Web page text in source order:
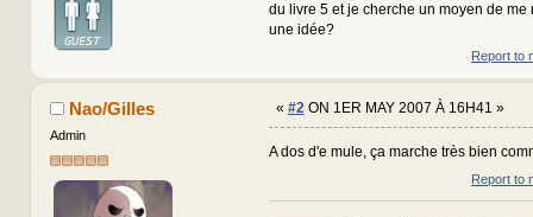
du livre 5 et je cherche un moyen de me
une idée?
Report to
Nao/Gilles
Admin
« #2ON 1ER MAY 2007 À 16H41 »
A dos d'e mule, ça marche très bien
Report to